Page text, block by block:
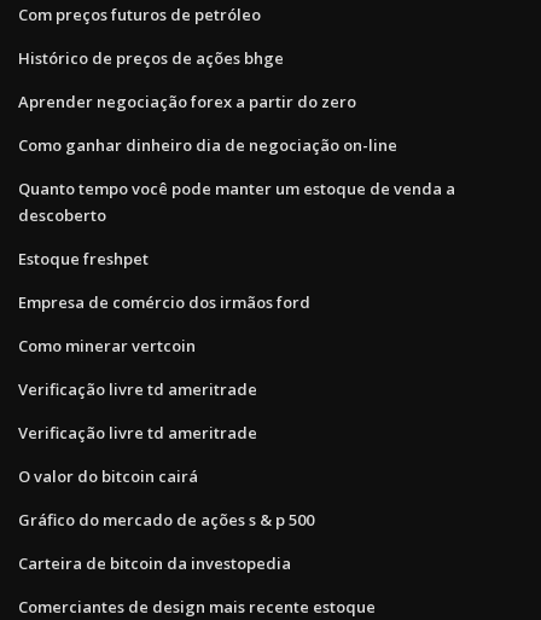
Com preços futuros de petróleo
Histórico de preços de ações bhge
Aprender negociação forex a partir do zero
Como ganhar dinheiro dia de negociação on-line
Quanto tempo você pode manter um estoque de venda a
descoberto
Estoque freshpet
Empresa de comércio dos irmãos ford
Como minerar vertcoin
Verificação livre td ameritrade
Verificação livre td ameritrade
O valor do bitcoin cairá
Gráfico do mercado de ações s & p 500
Carteira de bitcoin da investopedia
Comerciantes de design mais recente estoque